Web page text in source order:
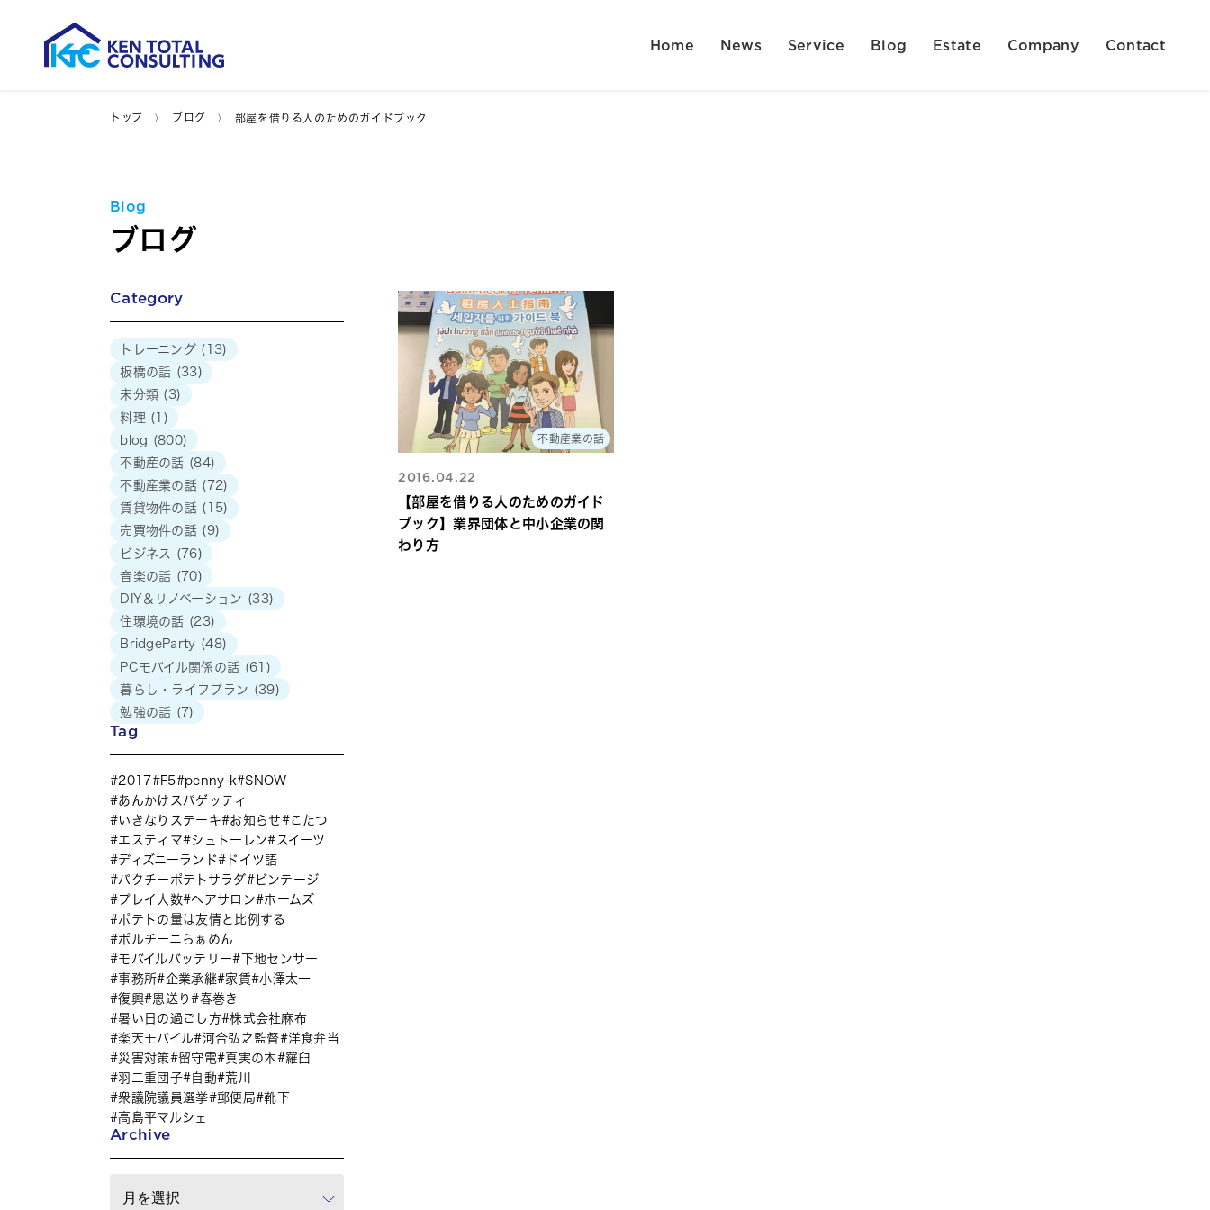
Home News Service Blog Estate Company Contact
トップ ブログ 部屋を借りる人のためのガイドブック
Blog
ブログ
不動産業の話
2016.04.22
【部屋を借りる人のためのガイド
ブック】業界団体と中小企業の関
わり方
Category
トレーニング (13)
板橋の話 (33)
未分類 (3)
料理 (1)
blog (800)
不動産の話 (84)
不動産業の話 (72)
賃貸物件の話 (15)
売買物件の話 (9)
ビジネス
(76)
音楽の話 (70)
DIY＆リノベーション (33)
住環境の話 (23)
BridgeParty (48)
PCモバイル関係の話 (61)
暮らし・ライフプラン (39)
勉強の話 (7)
Tag
2017 F5 penny-k
SNOW
あんかけスパゲッティ
いきなりステーキ
お知らせ
こたつ
エスティマ
シュトーレン
スイーツ
ディズニーランド
ドイツ語
パクチーポテトサラダ
ビンテージ
プレイ人数
ヘアサロン
ホームズ
ポテトの量は友情と比例する
ポルチーニらぁめん
モバイルバッテリー
下地センサー
事務所
企業承継 家賃
小澤太一
復興
恩送り
春巻き
暑い日の過ごし方
株式会社麻布
楽天モバイル
河合弘之監督
洋食弁当
災害対策
留守電 真実の木
羅臼
羽二重団子
自動
荒川
衆議院議員選挙
郵便局
靴下
高島平マルシェ
Archive